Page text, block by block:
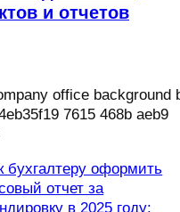
и отчетов